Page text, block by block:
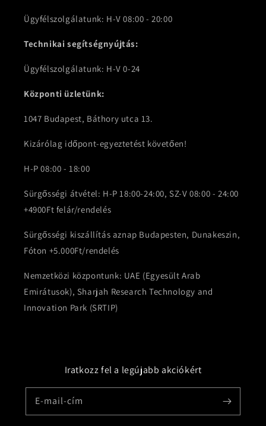
Ügyfélszolgálatunk: H-V 08:00 - 20:00
Technikai segítségnyújtás:
Ügyfélszolgálatunk: H-V 0-24
Központi üzletünk:
1047 Budapest, Báthory utca 13.
Kizárólag időpont-egyeztetést követően!
H-P 08:00 - 18:00
Sürgősségi átvétel: H-P 18:00-24:00, SZ-V 08:00 - 24:00
+4900Ft felár/rendelés
Sürgősségi kiszállítás aznap Budapesten, Dunakeszin,
Fóton +5.000Ft/rendelés
Nemzetközi központunk: UAE (Egyesült Arab
Emirátusok), Sharjah Research Technology and
Innovation Park (SRTIP)
Iratkozz fel a legújabb akciókért
E-mail-cím